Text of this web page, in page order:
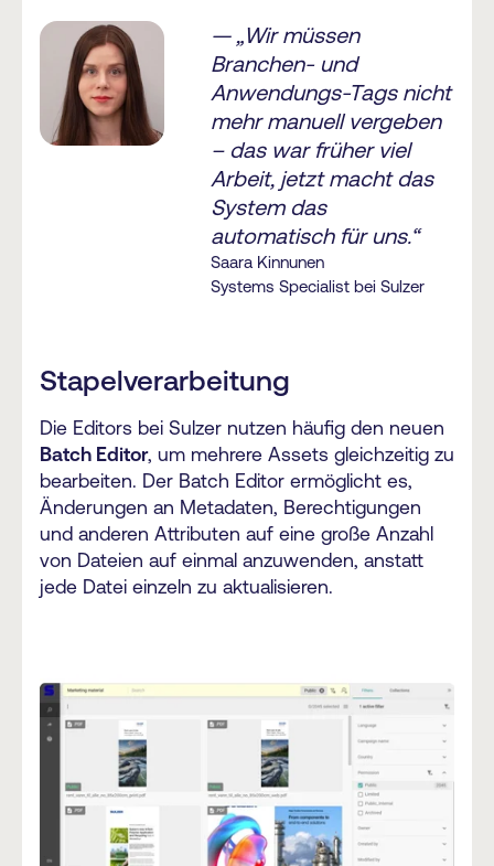
— „Wir müssen
Branchen- und
Anwendungs-Tags nicht
mehr manuell vergeben
– das war früher viel
Arbeit, jetzt macht das
System das
automatisch für uns.“
Saara Kinnunen
Systems Specialist bei Sulzer
Stapelverarbeitung
Die Editors bei Sulzer nutzen häufig den neuen
Batch Editor, um mehrere Assets gleichzeitig zu
bearbeiten. Der Batch Editor ermöglicht es,
Änderungen an Metadaten, Berechtigungen
und anderen Attributen auf eine große Anzahl
von Dateien auf einmal anzuwenden, anstatt
jede Datei einzeln zu aktualisieren.